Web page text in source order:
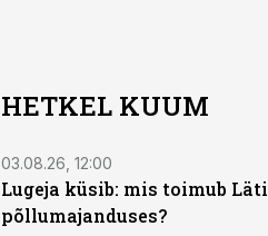
HETKEL KUUM
03.08.26, 12:00
Lugeja küsib: mis toimub Läti
põllumajanduses?